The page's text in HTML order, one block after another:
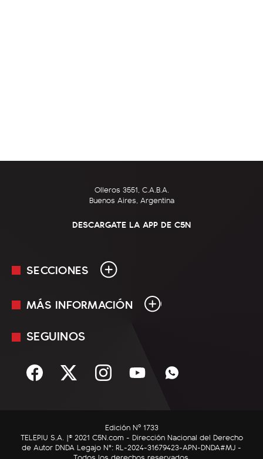
Olleros 3551, C.A.B.A.
Buenos Aires, Argentina
DESCARGATE LA APP DE C5N
SECCIONES
En Vivo
Sociedad
C5N Autos
RatingCero
MÁS INFORMACIÓN
Mediakit
Términos y condiciones
SEGUINOS
Edición Nº 1733
TELEPIU S.A. |© 2021 C5N.com - Dirección Nacional del Derecho
de Autor DNDA Legajo N°: RL-2024-31679423-APN-DNDA#MJ -